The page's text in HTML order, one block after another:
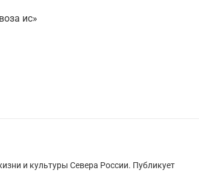
ис»
и культуры Севера России. Публикует